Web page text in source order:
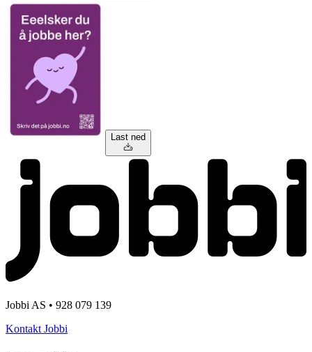
Last ned
Jobbi AS • 928 079 139
Kontakt Jobbi